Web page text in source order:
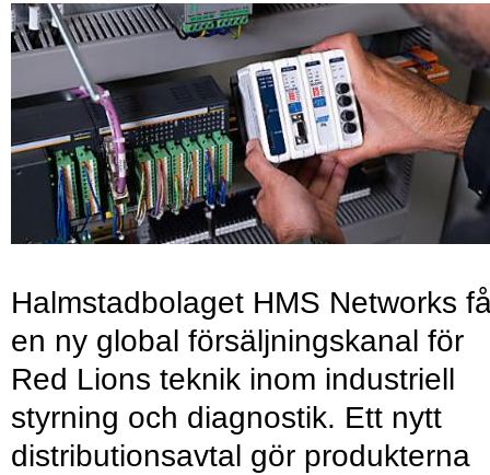
Halmstadbolaget HMS Networks
en ny global försäljningskanal för
Red Lions teknik inom industriell
styrning och diagnostik. Ett nytt
distributionsavtal gör produkterna